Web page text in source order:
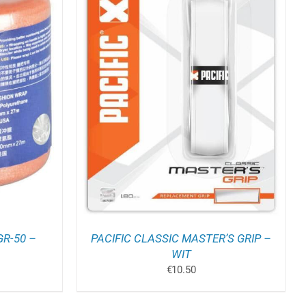
50 –
/
PACIFIC CLASSIC MASTER’S GRIP –
WIT
€10.50